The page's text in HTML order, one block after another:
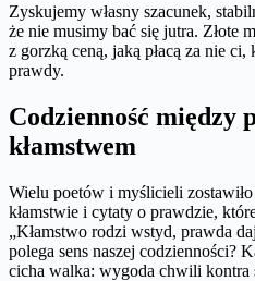
Zyskujemy własny szacunek,
że nie musimy bać się jutra. Złote
z gorzką ceną, jaką płacą za nie
prawdy.
Codzienność między
kłamstwem
Wielu poetów i myślicieli
kłamstwie i cytaty o prawdzie,
„Kłamstwo rodzi wstyd, prawda
polega sens naszej codzienności?
cicha walka: wygoda chwili kontra